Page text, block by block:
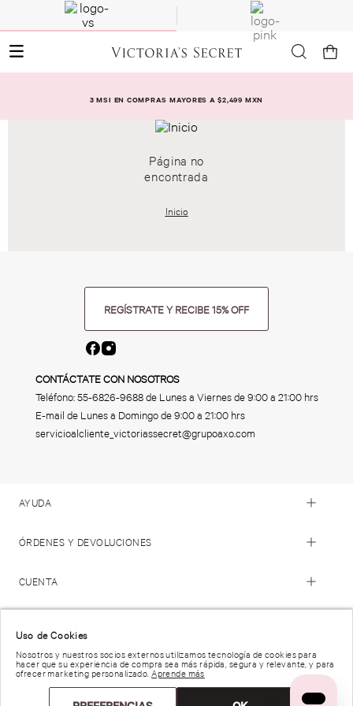
3 MSI EN COMPRAS MAYORES A $2,499 MXN
Uso de Cookies
Nosotros y nuestros socios externos utilizamos tecnología de cookies para
hacer que su experiencia de compra sea más rápida, segura y relevante, y para
ofrecer marketing personalizado. Aprende más
Página no
encontrada
Inicio
REGÍSTRATE Y RECIBE 15% OFF
CONTÁCTATE CON NOSOTROS
Teléfono:55-6826-9688de Lunes a Viernes de 9:00 a 21:00 hrs
E-mail de Lunes a Domingo de 9:00 a 21:00 hrs
servicioalcliente_victoriassecret@grupoaxo.com
AYUDA
ÓRDENES Y DEVOLUCIONES
CUENTA
Términos de Uso |Privacidad y Seguridad |
Derechos de Privacidad |Preferencias de anuncios |